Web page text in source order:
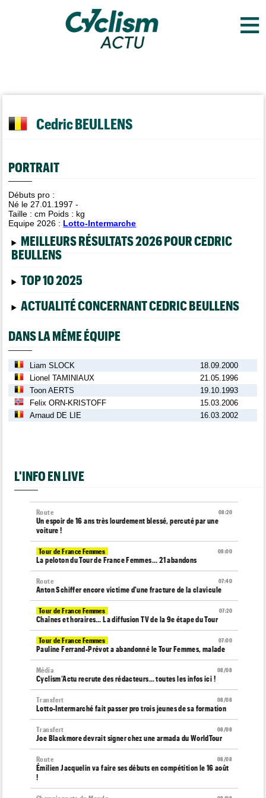
≡
Cedric BEULLENS
PORTRAIT
Débuts pro :
Né le 27.01.1997 -
Taille :cm Poids : kg
Equipe 2026 : Lotto-Intermarche
MEILLEURS RÉSULTATS 2026 POUR CEDRIC
BEULLENS
TOP 10 2025
ACTUALITÉ CONCERNANT CEDRIC BEULLENS
DANS LA MÊME ÉQUIPE
Liam SLOCK
18.09.2000
Lionel TAMINIAUX
21.05.1996
Toon AERTS
19.10.1993
Felix ORN-KRISTOFF
15.03.2006
Arnaud DE LIE
16.03.2002
L'INFO EN LIVE
08:20
Route
Un espoir de 16 ans très lourdement blessé, percuté par une
voiture !
08:00
Tour de France Femmes
La peloton du Tour de France Femmes... 21 abandons
07:40
Route
Anton Schiffer encore victime d'une fracture de la clavicule
07:20
Tour de France Femmes
Chaînes et horaires… La diffusion TV de la 9e étape du Tour
07:00
Tour de France Femmes
Pauline Ferrand-Prévot a abandonné le Tour Femmes, malade
08/08
Média
Cyclism’Actu recrute des rédacteurs… toutes les infos ici !
08/08
Transfert
Lotto-Intermarché fait passer pro trois jeunes de sa formation
08/08
Transfert
Joe Blackmore devrait signer chez une armada du WorldTour
08/08
Route
Émilien Jacquelin va faire ses débuts en compétition le 16 août
!